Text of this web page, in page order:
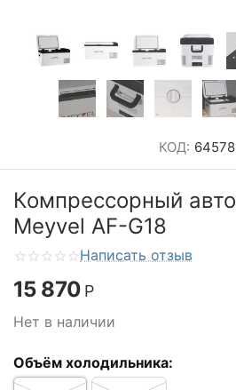
КОД:
Компрессорный
Meyvel AF-G18
Написать отзыв
15 870 Р
Нет в наличии
Объём холодильника: